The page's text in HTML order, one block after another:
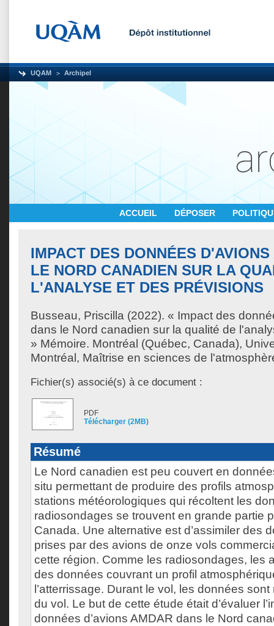
UQAM Archipel
ACCUEIL DÉPOSER
IMPACT DES DONNÉES
LE NORD CANADIEN SUR LA
L'ANALYSE ET DES PRÉVISIONS
Busseau, Priscilla (2022). « Impact des
dans le Nord canadien sur la qualité de
» Mémoire. Montréal (Québec, Canada),
Montréal, Maîtrise en sciences de
Fichier(s) associé(s) à ce document :
PDF
Télécharger (2MB)
Résumé
Le Nord canadien est peu couvert en
situ permettant de produire des profils
stations météorologiques qui récoltent les
radiosondages se trouvent en grande partie
Canada. Une alternative est d’assimiler des
prises par des avions de onze vols
cette région. Comme les radiosondages, les
des données couvrant un profil
l’atterrissage. Durant le vol, les données sont
du vol. Le but de cette étude était d’évaluer
données d’avions AMDAR dans le Nord